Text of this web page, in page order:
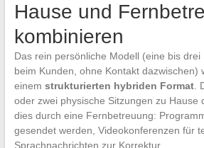
Hause und
kombinieren
Das rein persönliche Modell (eine bis
beim Kunden, ohne Kontakt dazwischen)
einem strukturierten hybriden Format.
oder zwei physische Sitzungen zu Hause
dies durch eine Fernbetreuung:
gesendet werden, Videokonferenzen für
Sprachnachrichten zur Korrektur.